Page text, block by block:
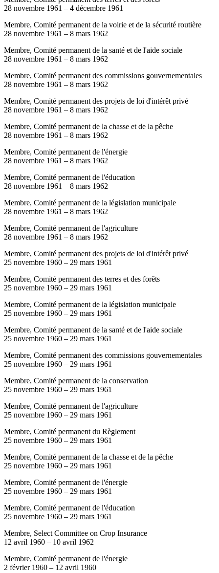
28 novembre 1961 – 4 décembre 1961
Membre, Comité permanent de la voirie et de la sécurité routière
28 novembre 1961 – 8 mars 1962
Membre, Comité permanent de la santé et de l'aide sociale
28 novembre 1961 – 8 mars 1962
Membre, Comité permanent des commissions gouvernementales
28 novembre 1961 – 8 mars 1962
Membre, Comité permanent des projets de loi d'intérêt privé
28 novembre 1961 – 8 mars 1962
Membre, Comité permanent de la chasse et de la pêche
28 novembre 1961 – 8 mars 1962
Membre, Comité permanent de l'énergie
28 novembre 1961 – 8 mars 1962
Membre, Comité permanent de l'éducation
28 novembre 1961 – 8 mars 1962
Membre, Comité permanent de la législation municipale
28 novembre 1961 – 8 mars 1962
Membre, Comité permanent de l'agriculture
28 novembre 1961 – 8 mars 1962
Membre, Comité permanent des projets de loi d'intérêt privé
25 novembre 1960 – 29 mars 1961
Membre, Comité permanent des terres et des forêts
25 novembre 1960 – 29 mars 1961
Membre, Comité permanent de la législation municipale
25 novembre 1960 – 29 mars 1961
Membre, Comité permanent de la santé et de l'aide sociale
25 novembre 1960 – 29 mars 1961
Membre, Comité permanent des commissions gouvernementales
25 novembre 1960 – 29 mars 1961
Membre, Comité permanent de la conservation
25 novembre 1960 – 29 mars 1961
Membre, Comité permanent de l'agriculture
25 novembre 1960 – 29 mars 1961
Membre, Comité permanent du Règlement
25 novembre 1960 – 29 mars 1961
Membre, Comité permanent de la chasse et de la pêche
25 novembre 1960 – 29 mars 1961
Membre, Comité permanent de l'énergie
25 novembre 1960 – 29 mars 1961
Membre, Comité permanent de l'éducation
25 novembre 1960 – 29 mars 1961
Membre, Select Committee on Crop Insurance
12 avril 1960 – 10 avril 1962
Membre, Comité permanent de l'énergie
2 février 1960 – 12 avril 1960